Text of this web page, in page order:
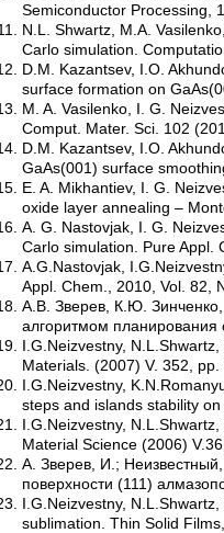
Semiconductor Processing,
N.L. Shwartz, M.A.
Carlo simulation.
D.M. Kazantsev, I.O.
surface formation on
M. A. Vasilenko, I. G.
Comput. Mater. Sci. 102
D.M. Kazantsev, I.O.
GaAs(001) surface
E. A. Mikhantiev, I. G.
oxide layer annealing –
A. G. Nastovjak, I. G.
Carlo simulation. Pure Appl.
A.G.Nastovjak,
Appl. Chem., 2010, Vol. 82,
А.В. Зверев, К.Ю.
алгоритмом
I.G.Neizvestny,
Materials. (2007) V. 352, pp.
I.G.Neizvestny,
steps and islands stability
I.G.Neizvestny,
Material Science (2006)
А. Зверев, И.;
поверхности (111)
I.G.Neizvestny,
sublimation. Thin Solid